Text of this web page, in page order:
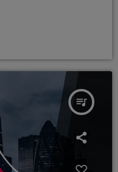
queue_music